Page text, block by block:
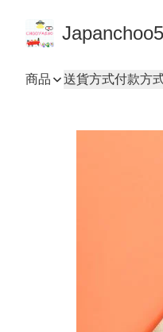
商品 送貨方式付款方